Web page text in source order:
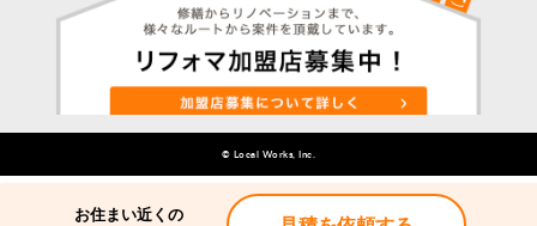
お住まい近くの
© Local Works, Inc.
お住まい近くの